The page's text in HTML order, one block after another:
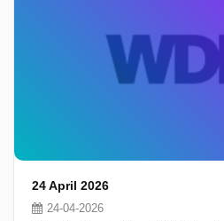
24 April 2026
24-04-2026